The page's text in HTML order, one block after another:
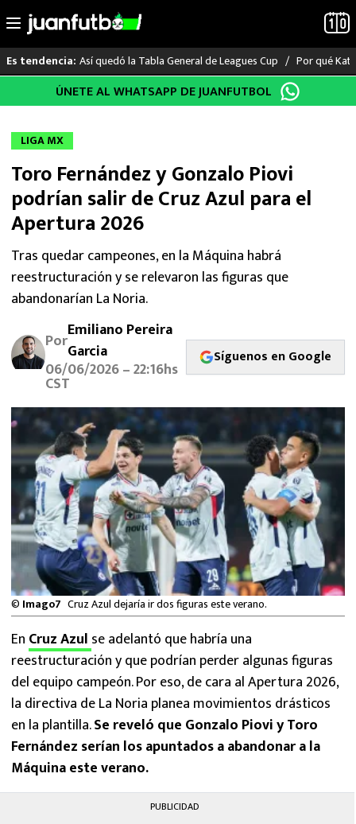
al
Es tendencia: Así quedó la Tabla General de Leagues Cup Por qué
LO ÚLTIMO
LIGA MX
RAYADOS
PUMAS
ATLANTE
SELECCIÓN MEXICANA
FUTBOL INTERNACIONAL
MEXICANOS EN EL EXTRANJERO
FUTBOL ESTUFA
FÓRMULA 1
BOXEO
LIGA MX
NFL
ÚNETE AL WHATSAPP DE JUANFUTBOL
LIGA MX
Toro Fernández y Gonzalo Piovi
podrían salir de Cruz Azul para el
Apertura 2026
Tras quedar campeones, en la Máquina habrá
reestructuración y se relevaron las figuras que
abandonarían La Noria.
PorEmiliano Pereira
Garcia
06/06/2026 – 22:16hs
CST
Síguenos en Google
© Imago7 Cruz Azul dejaría ir dos figuras este verano.
En Cruz Azul se adelantó que habría una
reestructuración y que podrían perder algunas figuras
del equipo campeón. Por eso, de cara al Apertura 2026,
la directiva de La Noria planea movimientos drásticos
en la plantilla.Se reveló que Gonzalo Piovi y Toro
Fernández serían los apuntados a abandonar a la
Máquina este verano.
PUBLICIDAD